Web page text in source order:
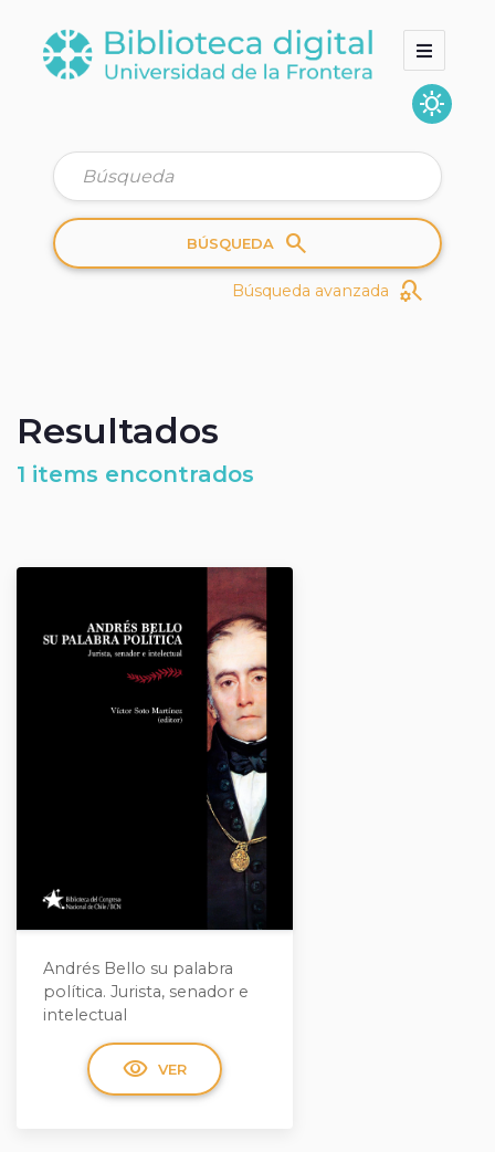
sunny
Colecciones
Quienes somos
BÚSQUEDA search
Búsqueda avanzada search_gear
Resultados
1 items encontrados
Andrés Bello su palabra
política. Jurista, senador e
intelectual
visibility VER